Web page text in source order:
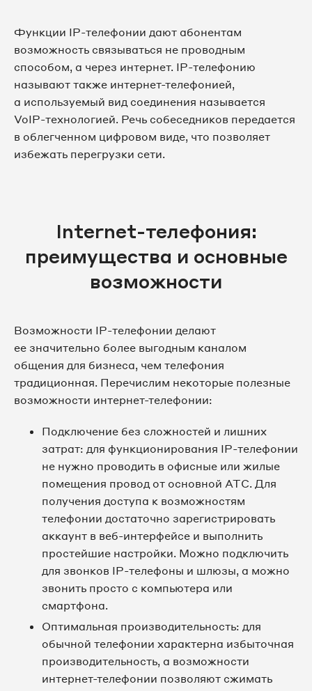
Функции IP-телефонии дают абонентам
возможность связываться не проводным
способом, а через интернет. IP-телефонию
называют также интернет-телефонией,
а используемый вид соединения называется
VoIP-технологией. Речь собеседников передается
в облегченном цифровом виде, что позволяет
избежать перегрузки сети.
Internet-телефония:
преимущества и основные
возможности
Возможности IP-телефонии делают
ее значительно более выгодным каналом
общения для бизнеса, чем телефония
традиционная. Перечислим некоторые полезные
возможности интернет-телефонии:
Подключение без сложностей и лишних
затрат: для функционирования IP-телефонии
не нужно проводить в офисные или жилые
помещения провод от основной АТС. Для
получения доступа к возможностям
телефонии достаточно зарегистрировать
аккаунт в веб-интерфейсе и выполнить
простейшие настройки. Можно подключить
для звонков IP-телефоны и шлюзы, а можно
звонить просто с компьютера или
смартфона.
Оптимальная производительность: для
обычной телефонии характерна избыточная
производительность, а возможности
интернет-телефонии позволяют сжимать